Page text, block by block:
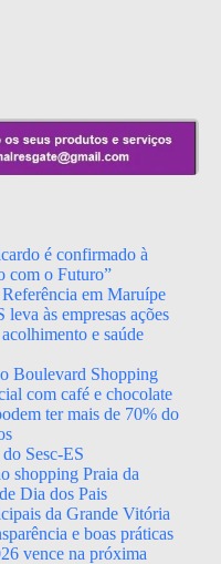
é confirmado à
com o Futuro”
em Maruípe
às empresas ações
e saúde
Boulevard Shopping
com café e chocolate
ter mais de 70% do
Sesc-ES
shopping Praia da
Dia dos Pais
da Grande Vitória
e boas práticas
vence na próxima